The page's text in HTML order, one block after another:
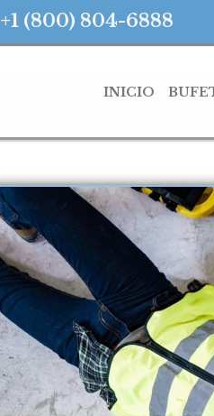
+1 (800) 804-6888
INICIO